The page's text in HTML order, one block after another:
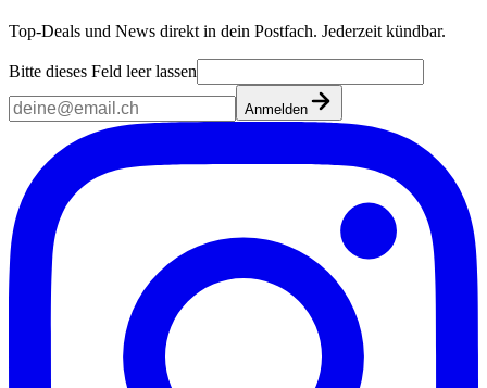
Top-Deals und News direkt in dein Postfach. Jederzeit kündbar.
Bitte dieses Feld leer lassen
Anmelden